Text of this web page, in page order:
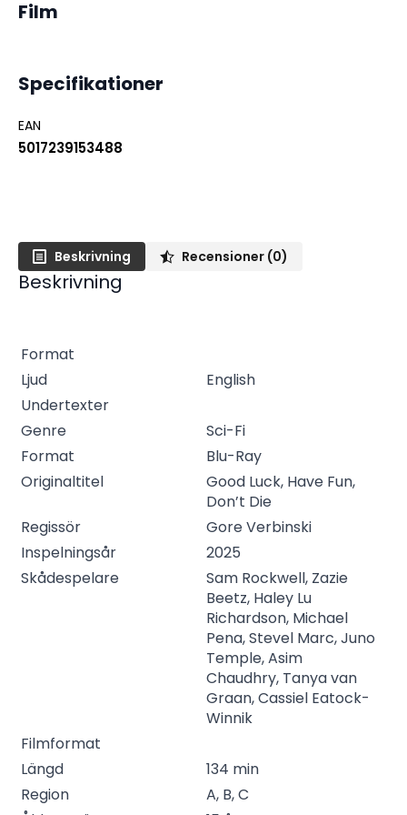
Film
Specifikationer
EAN
5017239153488
Beskrivning Recensioner (0)
Beskrivning
Format
Ljud
English
Undertexter
Genre
Sci-Fi
Format
Blu-Ray
Originaltitel
Good Luck, Have Fun,
Don’t Die
Regissör
Gore Verbinski
Inspelningsår
2025
Skådespelare
Sam Rockwell, Zazie
Beetz, Haley Lu
Richardson, Michael
Pena, Stevel Marc, Juno
Temple, Asim
Chaudhry, Tanya van
Graan, Cassiel Eatock-
Winnik
Filmformat
Längd
134 min
Region
A, B, C